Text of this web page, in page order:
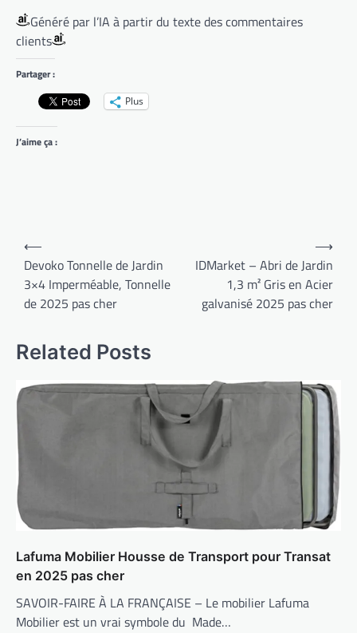
Généré par l’IA à partir du texte des commentaires
clients
Partager :
Plus
J’aime ça :
Navigation
de
l’article
⟵
Devoko Tonnelle de Jardin
3×4 Imperméable, Tonnelle
de 2025 pas cher
IDMarket – Abri de Jardin
1,3 m² Gris en Acier
galvanisé 2025 pas cher
⟶
Related Posts
Lafuma Mobilier Housse de Transport pour Transat
en 2025 pas cher
SAVOIR-FAIRE À LA FRANÇAISE – Le mobilier Lafuma
Mobilier est un vrai symbole du Made…